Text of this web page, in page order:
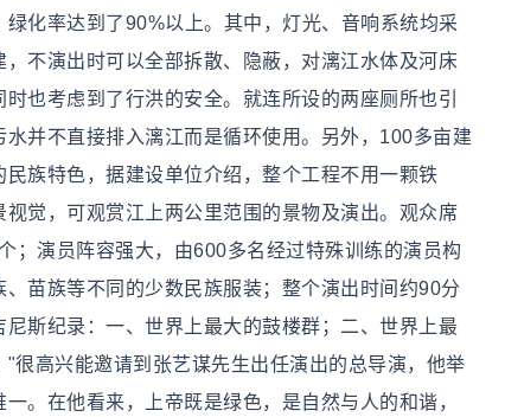
化率达到了90%以上。其中，灯光、音响系统均采
不演出时可以全部拆散、隐蔽，对漓江水体及河床
也考虑到了行洪的安全。就连所设的两座厕所也引
并不直接排入漓江而是循环使用。另外，100多亩建
族特色，据建设单位介绍，整个工程不用一颗铁
觉，可观赏江上两公里范围的景物及演出。观众席
；演员阵容强大，由600多名经过特殊训练的演员构
苗族等不同的少数民族服装；整个演出时间约90分
斯纪录：一、世界上最大的鼓楼群；二、世界上最
很高兴能邀请到张艺谋先生出任演出的总导演，他举
。在他看来，上帝既是绿色，是自然与人的和谐，